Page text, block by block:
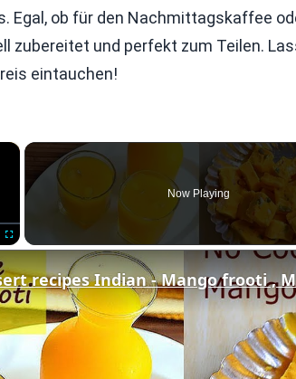
Egal, ob für den Nachmittagskaffee
zubereitet und perfekt zum Teilen.
eintauchen!
×
Now Playing